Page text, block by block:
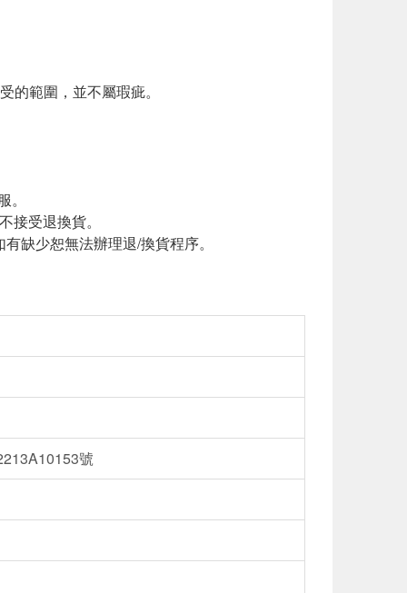
的範圍，並不屬瑕疵。
受退換貨。
缺少恕無法辦理退/換貨程序。
號